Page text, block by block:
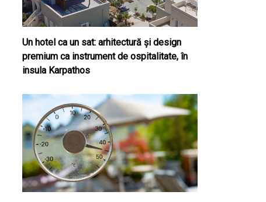
Un hotel ca un sat: arhitectură și design
premium ca instrument de ospitalitate, în
insula Karpathos